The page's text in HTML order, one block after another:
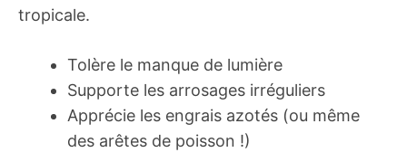
tropicale.
Tolère le manque de lumière
Supporte les arrosages irréguliers
Apprécie les engrais azotés (ou même
des arêtes de poisson !)